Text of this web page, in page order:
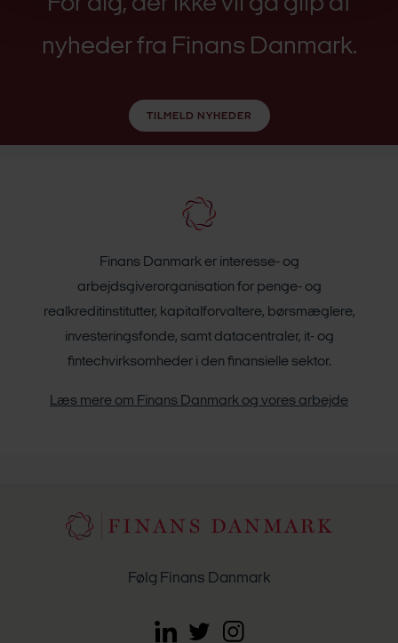
nyheder fra Finans Danmark.
TILMELD NYHEDER
Finans Danmark er interesse- og
arbejdsgiverorganisation for penge- og
realkreditinstitutter, kapitalforvaltere, børsmæglere,
investeringsfonde, samt datacentraler, it- og
fintechvirksomheder i den finansielle sektor.
Læs mere om Finans Danmark og vores arbejde
Følg Finans Danmark